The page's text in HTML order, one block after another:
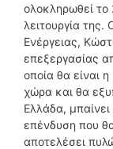
ολοκληρωθεί το
λειτουργία
Ενέργειας,
επεξεργασίας
οποία θα είναι
χώρα και θα
Ελλάδα, μπαίνει
επένδυση που
αποτελέσει